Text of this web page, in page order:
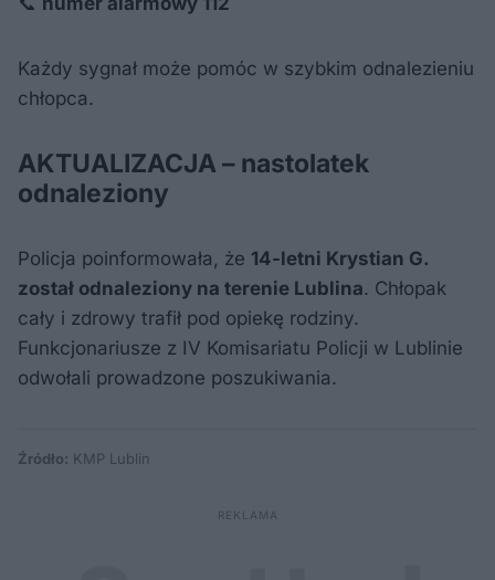
Każdy sygnał może pomóc w szybkim odnalezieniu
chłopca.
AKTUALIZACJA – nastolatek
odnaleziony
Policja poinformowała, że 14-letni Krystian G.
został odnaleziony na terenie Lublina. Chłopak
cały i zdrowy trafił pod opiekę rodziny.
Funkcjonariusze z IV Komisariatu Policji w Lublinie
odwołali prowadzone poszukiwania.
Źródło: KMP Lublin